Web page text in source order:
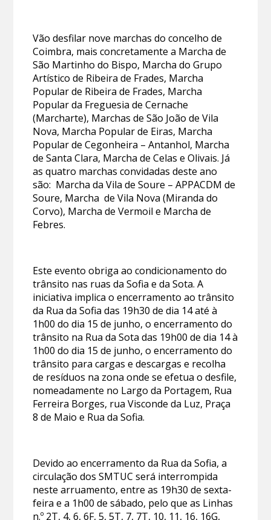
Vão desfilar nove marchas do concelho de
Coimbra, mais concretamente a Marcha de
São Martinho do Bispo, Marcha do Grupo
Artístico de Ribeira de Frades, Marcha
Popular de Ribeira de Frades, Marcha
Popular da Freguesia de Cernache
(Marcharte), Marchas de São João de Vila
Nova, Marcha Popular de Eiras, Marcha
Popular de Cegonheira – Antanhol, Marcha
de Santa Clara, Marcha de Celas e Olivais. Já
as quatro marchas convidadas deste ano
são: Marcha da Vila de Soure – APPACDM de
Soure, Marcha de Vila Nova (Miranda do
Corvo), Marcha de Vermoil e Marcha de
Febres.
Este evento obriga ao condicionamento do
trânsito nas ruas da Sofia e da Sota. A
iniciativa implica o encerramento ao trânsito
da Rua da Sofia das 19h30 de dia 14 até à
1h00 do dia 15 de junho, o encerramento do
trânsito na Rua da Sota das 19h00 de dia 14 à
1h00 do dia 15 de junho, o encerramento do
trânsito para cargas e descargas e recolha
de resíduos na zona onde se efetua o desfile,
nomeadamente no Largo da Portagem, Rua
Ferreira Borges, rua Visconde da Luz, Praça
8 de Maio e Rua da Sofia.
Devido ao encerramento da Rua da Sofia, a
circulação dos SMTUC será interrompida
neste arruamento, entre as 19h30 de sexta-
feira e a 1h00 de sábado, pelo que as Linhas
n.º 2T, 4, 6, 6F, 5, 5T, 7, 7T, 10, 11, 16, 16G,